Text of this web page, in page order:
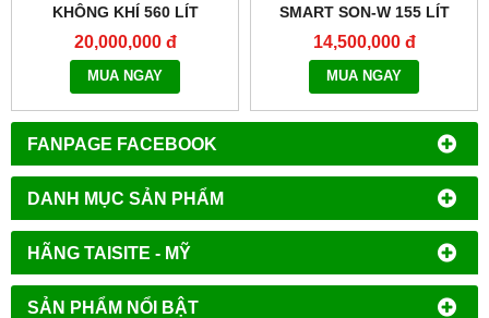
FANPAGE FACEBOOK
DANH MỤC SẢN PHẨM
HÃNG TAISITE - MỸ
SẢN PHẨM NỔI BẬT
KHÔNG KHÍ 560 LÍT
MODEL:WOC-560
20,000,000 đ
MUA NGAY
SMART SON-W 155 LÍT
MODEL:THERMOSTABLE
SON-W155
14,500,000 đ
MUA NGAY